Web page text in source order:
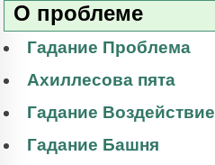
О проблеме
Гадание Проблема
Ахиллесова пята
Гадание Воздействие
Гадание Башня